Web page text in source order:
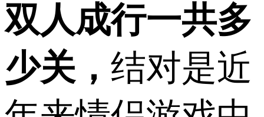
双人成行一共多
少关， 结对是近